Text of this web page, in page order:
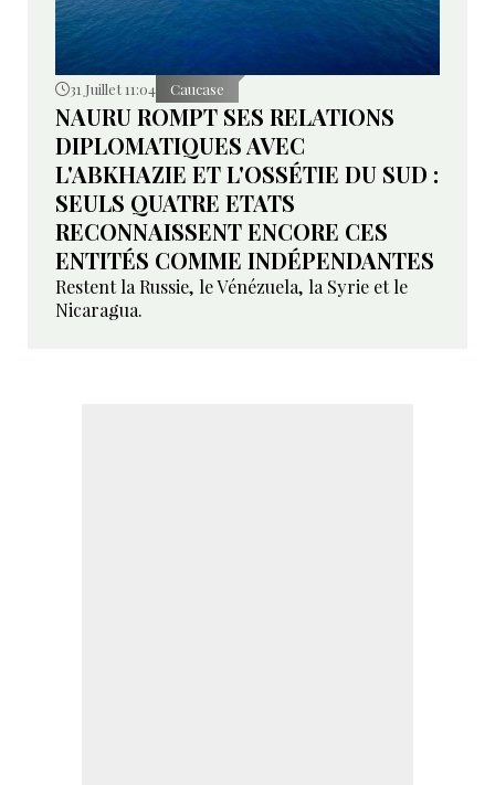
31 Juillet 11:04 Caucase
NAURU ROMPT SES RELATIONS
DIPLOMATIQUES AVEC
L'ABKHAZIE ET L'OSSÉTIE DU SUD :
SEULS QUATRE ETATS
RECONNAISSENT ENCORE CES
ENTITÉS COMME INDÉPENDANTES
Restent la Russie, le Vénézuela, la Syrie et le
Nicaragua.